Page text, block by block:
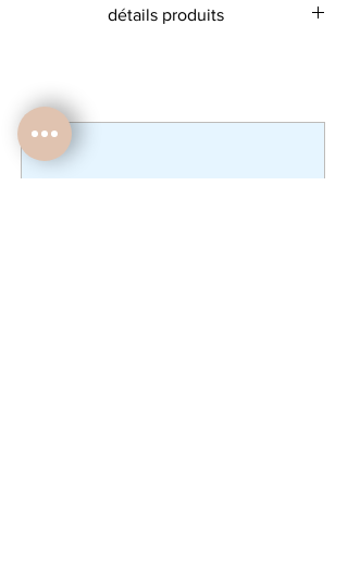
détails produits
Encres certifiées Oeko-Tex et Gots 5.0
Lavage à 30 degrés sur l'envers, pas de